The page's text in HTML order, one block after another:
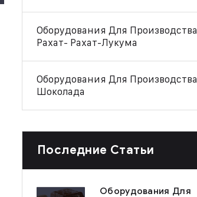
Оборудования Для Производства
Рахат- Рахат-Лукума
Оборудования Для Производства
Шоколада
Последние Статьи
Оборудования Для